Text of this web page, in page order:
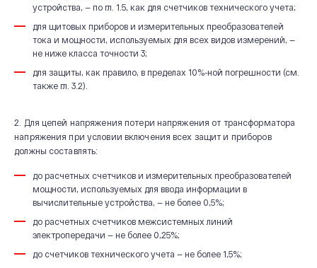
устройства, — по гл. 1.5, как для счетчиков технического учета;
для щитовых приборов и измерительных преобразователей
тока и мощности, используемых для всех видов измерений, —
не ниже класса точности 3;
для защиты, как правило, в пределах 10%-ной погрешности (см.
также гл. 3.2).
2. Для цепей напряжения потери напряжения от трансформатора
напряжения при условии включения всех защит и приборов
должны составлять:
до расчетных счетчиков и измерительных преобразователей
мощности, используемых для ввода информации в
вычислительные устройства, — не более 0,5%;
до расчетных счетчиков межсистемных линий
электропередачи — не более 0,25%;
до счетчиков технического учета — не более 1,5%;